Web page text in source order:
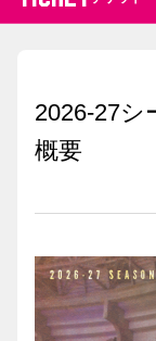
2026-27シ
概要